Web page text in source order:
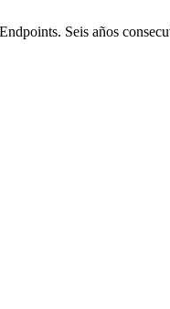
Seis años